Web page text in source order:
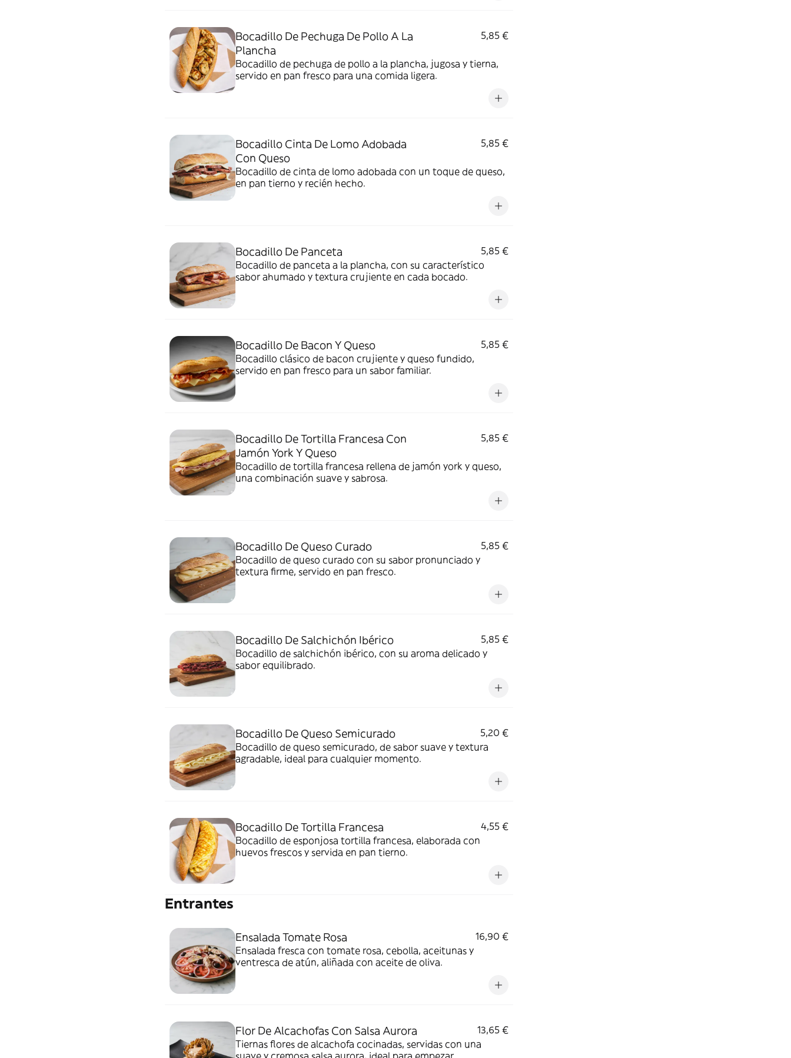
Bocadillo De Pechuga De Pollo A La
Plancha
5,85 €
Bocadillo de pechuga de pollo a la plancha, jugosa y tierna,
servido en pan fresco para una comida ligera.
Bocadillo Cinta De Lomo Adobada
Con Queso
5,85 €
Bocadillo de cinta de lomo adobada con un toque de queso,
en pan tierno y recién hecho.
Bocadillo De Panceta
5,85 €
Bocadillo de panceta a la plancha, con su característico
sabor ahumado y textura crujiente en cada bocado.
Bocadillo De Bacon Y Queso
5,85 €
Bocadillo clásico de bacon crujiente y queso fundido,
servido en pan fresco para un sabor familiar.
Bocadillo De Tortilla Francesa Con
Jamón York Y Queso
5,85 €
Bocadillo de tortilla francesa rellena de jamón york y queso,
una combinación suave y sabrosa.
Bocadillo De Queso Curado
5,85 €
Bocadillo de queso curado con su sabor pronunciado y
textura firme, servido en pan fresco.
Bocadillo De Salchichón Ibérico
5,85 €
Bocadillo de salchichón ibérico, con su aroma delicado y
sabor equilibrado.
Bocadillo De Queso Semicurado
5,20 €
Bocadillo de queso semicurado, de sabor suave y textura
agradable, ideal para cualquier momento.
Bocadillo De Tortilla Francesa
4,55 €
Bocadillo de esponjosa tortilla francesa, elaborada con
huevos frescos y servida en pan tierno.
Entrantes
Ensalada Tomate Rosa
16,90 €
Ensalada fresca con tomate rosa, cebolla, aceitunas y
ventresca de atún, aliñada con aceite de oliva.
Flor De Alcachofas Con Salsa Aurora
13,65 €
Tiernas flores de alcachofa cocinadas, servidas con una
suave y cremosa salsa aurora, ideal para empezar.